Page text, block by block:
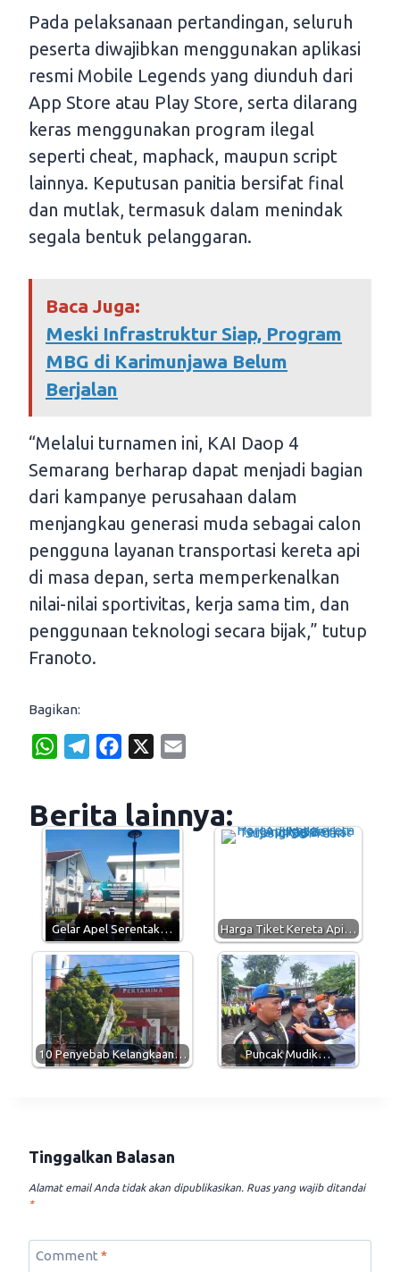
Pada pelaksanaan pertandingan, seluruh
peserta diwajibkan menggunakan aplikasi
resmi Mobile Legends yang diunduh dari
App Store atau Play Store, serta dilarang
keras menggunakan program ilegal
seperti cheat, maphack, maupun script
lainnya. Keputusan panitia bersifat final
dan mutlak, termasuk dalam menindak
segala bentuk pelanggaran.
Baca Juga:
Meski Infrastruktur Siap, Program
MBG di Karimunjawa Belum
Berjalan
“Melalui turnamen ini, KAI Daop 4
Semarang berharap dapat menjadi bagian
dari kampanye perusahaan dalam
menjangkau generasi muda sebagai calon
pengguna layanan transportasi kereta api
di masa depan, serta memperkenalkan
nilai-nilai sportivitas, kerja sama tim, dan
penggunaan teknologi secara bijak,” tutup
Franoto.
Bagikan:
W
t
s
A
p
p
e
r
a
m
e
o
o
k
Berita lainnya:
Gelar Apel Serentak… Harga Tiket Kereta Api…
10 Penyebab Kelangkaan… Puncak Mudik…
Tinggalkan Balasan
Alamat email Anda tidak akan dipublikasikan. Ruas yang wajib ditandai
*
Comment *